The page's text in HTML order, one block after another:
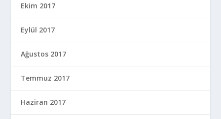
Ekim 2017
Eylül 2017
Ağustos 2017
Temmuz 2017
Haziran 2017